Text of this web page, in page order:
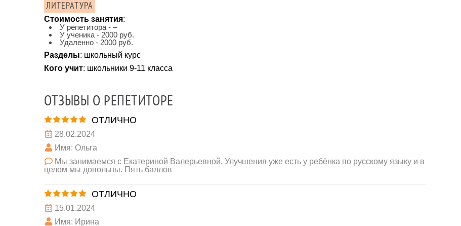
ЛИТЕРАТУРА
Стоимость занятия:
У репетитора - –
У ученика - 2000 руб.
Удаленно - 2000 руб.
Разделы: школьный курс
Кого учит: школьники 9-11 класса
ОТЗЫВЫ О РЕПЕТИТОРЕ
ОТЛИЧНО
28.02.2024
Имя: Ольга
Мы занимаемся с Екатериной Валерьевной. Улучшения уже есть у ребёнка по русскому языку и в
целом мы довольны. Пять баллов
ОТЛИЧНО
15.01.2024
Имя: Ирина